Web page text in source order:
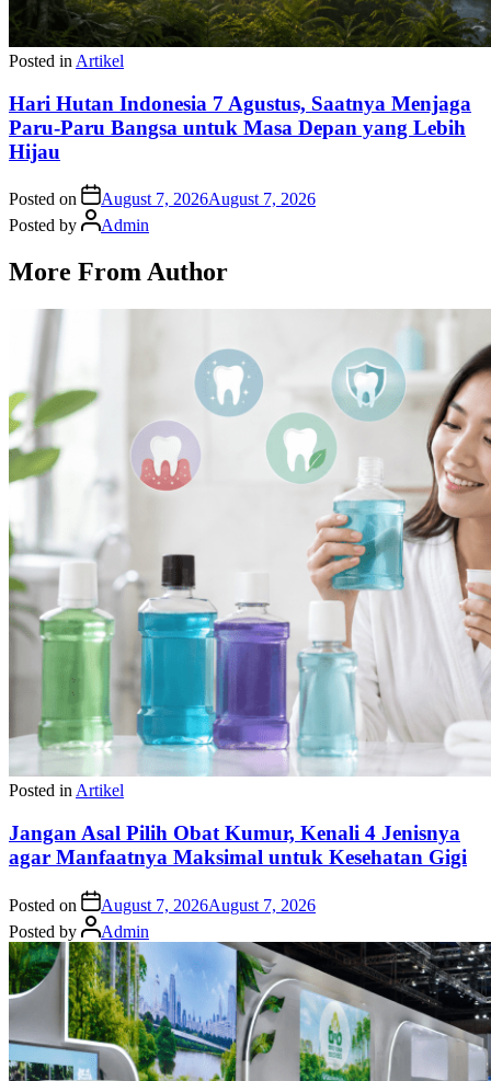
Posted in Artikel
Hari Hutan Indonesia 7 Agustus, Saatnya Menjaga
Paru-Paru Bangsa untuk Masa Depan yang Lebih
Hijau
Posted on August 7, 2026August 7, 2026
Posted by
Admin
More From Author
Posted in Artikel
Jangan Asal Pilih Obat Kumur, Kenali 4 Jenisnya
agar Manfaatnya Maksimal untuk Kesehatan Gigi
Posted on August 7, 2026August 7, 2026
Posted by
Admin